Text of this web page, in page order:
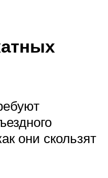
они скользят